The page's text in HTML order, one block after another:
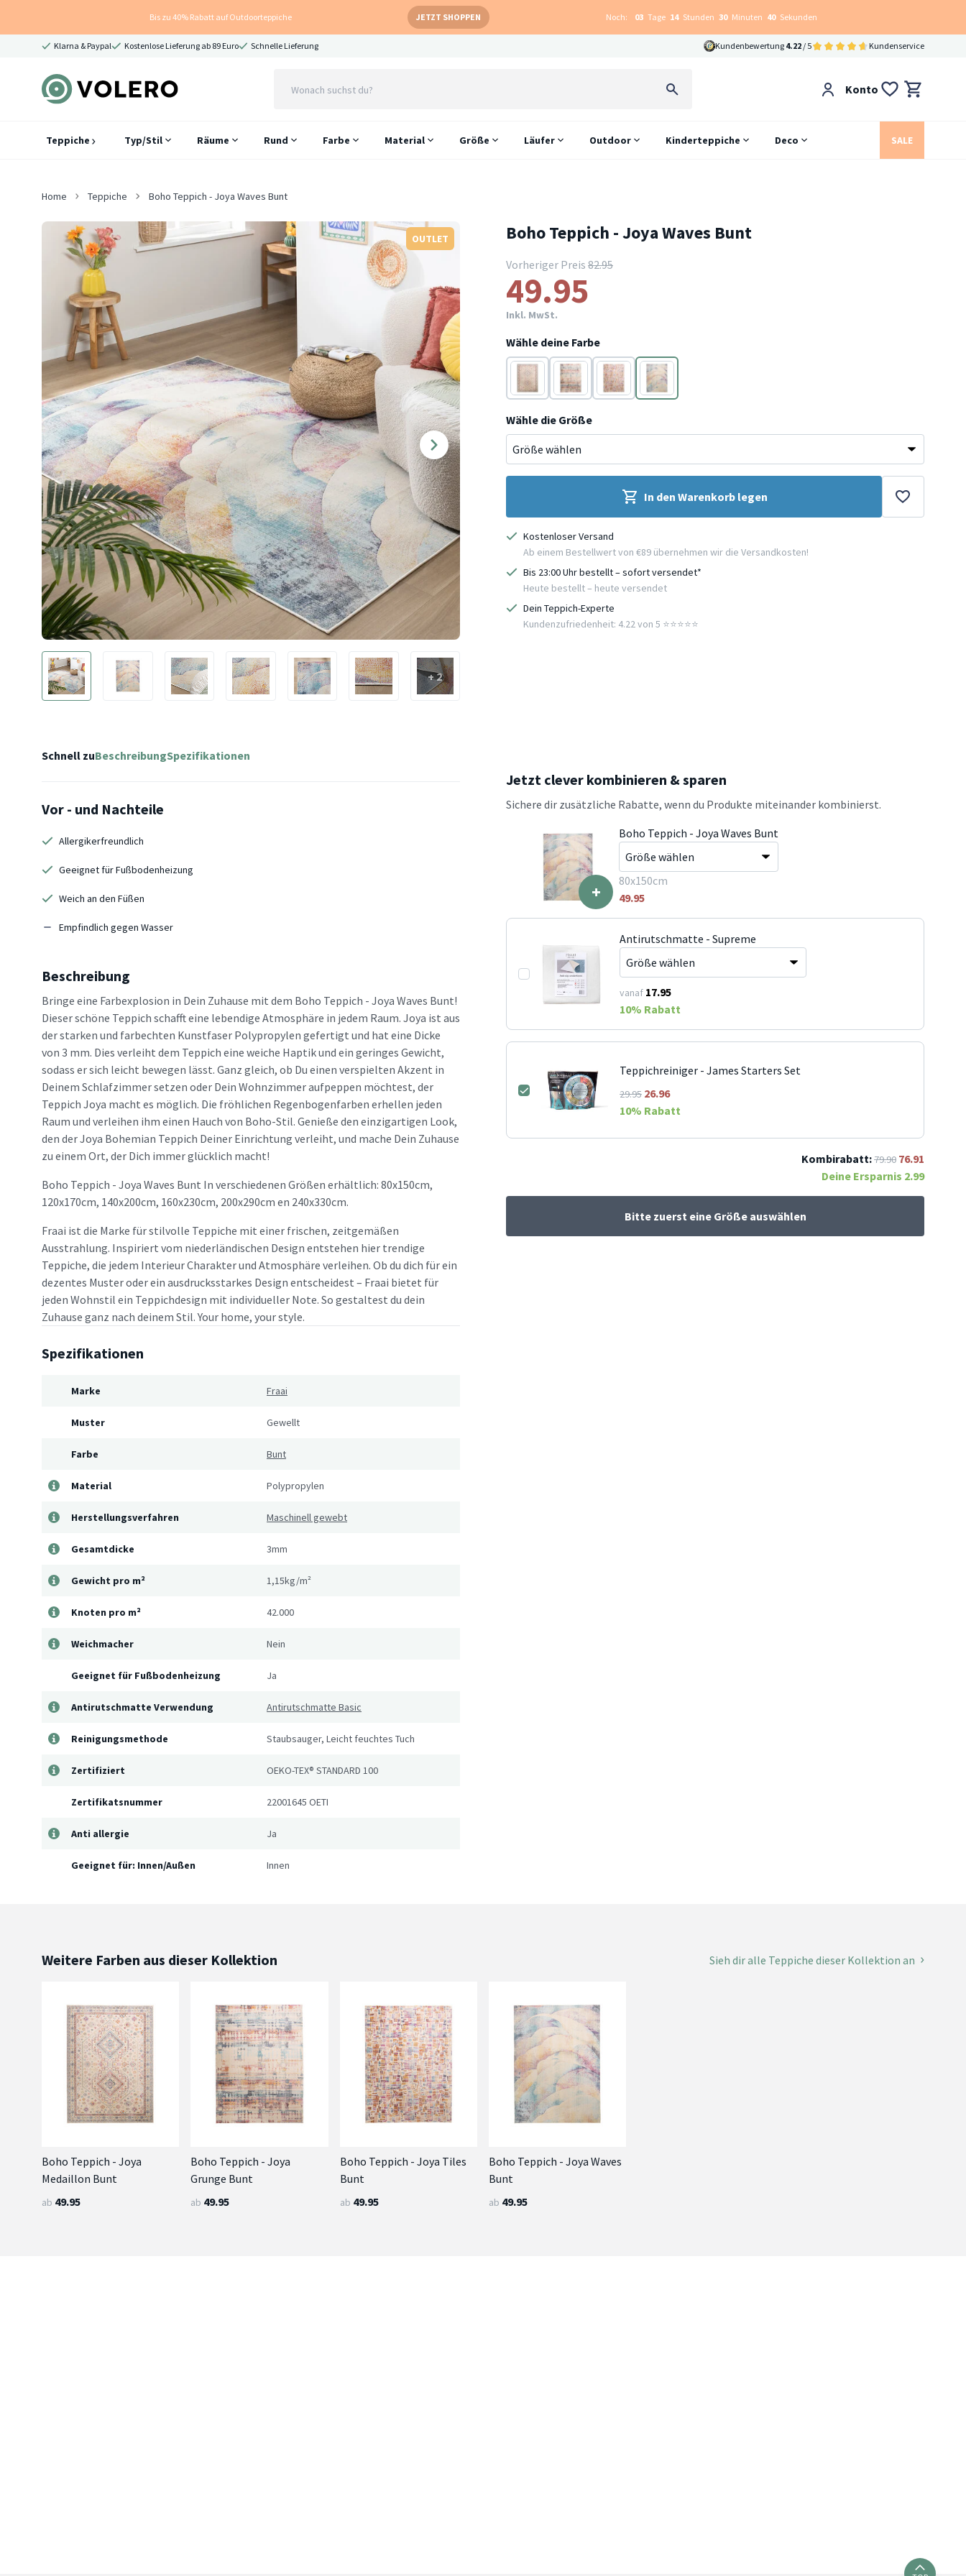
Bis zu 40% Rabatt auf Outdoorteppiche JETZT SHOPPEN Noch: 03 Tage 14 Stunden 30 Minuten 39 Sekunden
Klarna & Paypal Kostenlose Lieferung ab 89 Euro Schnelle Lieferung Kundenbewertung 4.22 / 5 Kundenservice
Konto
Teppiche Typ/Stil Räume Rund Farbe Material Größe Läufer Outdoor Kinderteppiche Deco SALE
Home Teppiche Boho Teppich - Joya Waves Bunt
OUTLET
+ 2
Boho Teppich - Joya Waves Bunt
Vorheriger Preis 82.95
49.95
Inkl. MwSt.
Wähle deine Farbe
Bunt Bunt Bunt
Bunt
Wähle die Größe
In den Warenkorb legen
Kostenloser Versand
Ab einem Bestellwert von €89 übernehmen wir die Versandkosten!
Bis 23:00 Uhr bestellt – sofort versendet*
Heute bestellt – heute versendet
Dein Teppich-Experte
Kundenzufriedenheit: 4.22 von 5 ⭐️⭐️⭐️⭐️⭐️
Schnell zuBeschreibungSpezifikationen
Vor - und Nachteile
Allergikerfreundlich
Geeignet für Fußbodenheizung
Weich an den Füßen
Empfindlich gegen Wasser
Beschreibung
Bringe eine Farbexplosion in Dein Zuhause mit dem Boho Teppich - Joya Waves Bunt!
Dieser schöne Teppich schafft eine lebendige Atmosphäre in jedem Raum. Joya ist aus
der starken und farbechten Kunstfaser Polypropylen gefertigt und hat eine Dicke
von 3 mm. Dies verleiht dem Teppich eine weiche Haptik und ein geringes Gewicht,
sodass er sich leicht bewegen lässt. Ganz gleich, ob Du einen verspielten Akzent in
Deinem Schlafzimmer setzen oder Dein Wohnzimmer aufpeppen möchtest, der
Teppich Joya macht es möglich. Die fröhlichen Regenbogenfarben erhellen jeden
Raum und verleihen ihm einen Hauch von Boho-Stil. Genieße den einzigartigen Look,
den der Joya Bohemian Teppich Deiner Einrichtung verleiht, und mache Dein Zuhause
zu einem Ort, der Dich immer glücklich macht!
Boho Teppich - Joya Waves Bunt In verschiedenen Größen erhältlich: 80x150cm,
120x170cm, 140x200cm, 160x230cm, 200x290cm en 240x330cm.
Fraai ist die Marke für stilvolle Teppiche mit einer frischen, zeitgemäßen
Ausstrahlung. Inspiriert vom niederländischen Design entstehen hier trendige
Teppiche, die jedem Interieur Charakter und Atmosphäre verleihen. Ob du dich für ein
dezentes Muster oder ein ausdrucksstarkes Design entscheidest – Fraai bietet für
jeden Wohnstil ein Teppichdesign mit individueller Note. So gestaltest du dein
Zuhause ganz nach deinem Stil. Your home, your style.
Spezifikationen
Marke Fraai
Muster Gewellt
Farbe Bunt
Material Polypropylen
Herstellungsverfahren Maschinell gewebt
Gesamtdicke 3mm
Gewicht pro m² 1,15kg/m²
Knoten pro m² 42.000
Weichmacher Nein
Geeignet für Fußbodenheizung Ja
Antirutschmatte Verwendung Antirutschmatte Basic
Reinigungsmethode Staubsauger, Leicht feuchtes Tuch
Zertifiziert OEKO-TEX® STANDARD 100
Zertifikatsnummer 22001645 OETI
Anti allergie Ja
Geeignet für: Innen/Außen Innen
Jetzt clever kombinieren & sparen
Sichere dir zusätzliche Rabatte, wenn du Produkte miteinander kombinierst.
+
Boho Teppich - Joya Waves Bunt
80x150cm
49.95
Antirutschmatte - Supreme
vanaf 17.95
10% Rabatt
Teppichreiniger - James Starters Set
29.95 26.96
10% Rabatt
Kombirabatt:79.90 76.91
Deine Ersparnis 2.99
Bitte zuerst eine Größe auswählen
Weitere Farben aus dieser Kollektion Sieh dir alle Teppiche dieser Kollektion an
Boho Teppich - Joya
Medaillon Bunt
ab 49.95
Boho Teppich - Joya
Grunge Bunt
ab 49.95
Boho Teppich - Joya Tiles
Bunt
ab 49.95
Boho Teppich - Joya Waves
Bunt
ab 49.95